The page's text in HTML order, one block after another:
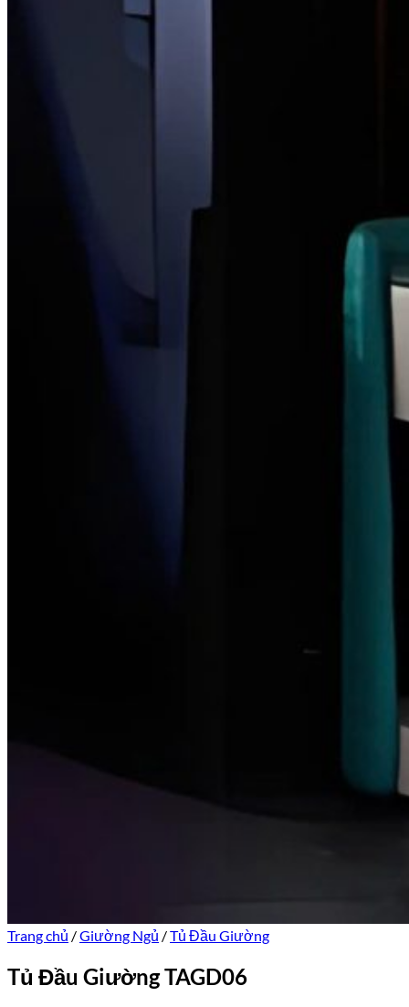
Trang chủ /Giường Ngủ /Tủ Đầu Giường
Tủ Đầu Giường TAGD06